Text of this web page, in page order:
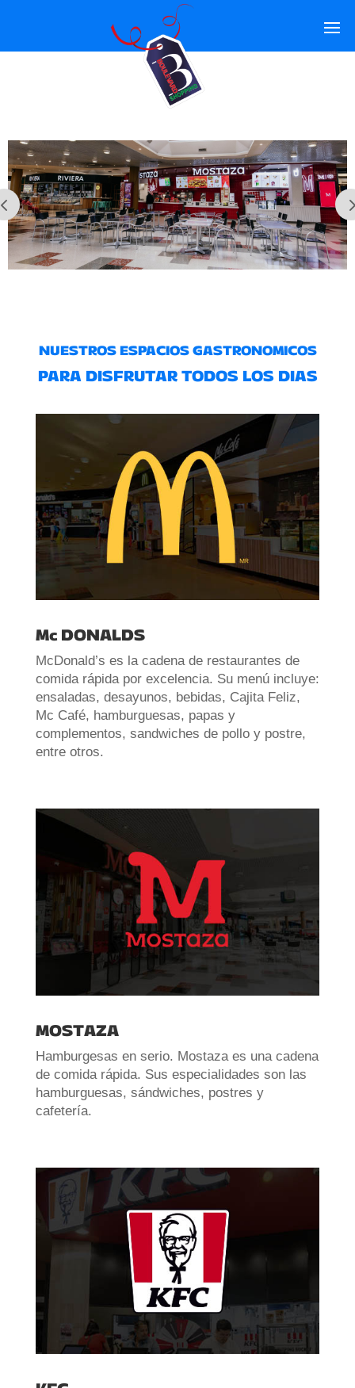
NUESTROS ESPACIOS GASTRONOMICOS
PARA DISFRUTAR TODOS LOS DIAS
Mc DONALDS
McDonald’s es la cadena de restaurantes de
comida rápida por excelencia. Su menú incluye:
ensaladas, desayunos, bebidas, Cajita Feliz,
Mc Café, hamburguesas, papas y
complementos, sandwiches de pollo y postre,
entre otros.
MOSTAZA
Hamburgesas en serio. Mostaza es una cadena
de comida rápida. Sus especialidades son las
hamburguesas, sándwiches, postres y
cafetería.